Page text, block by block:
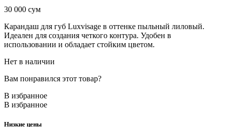
30 000 сум
Карандаш для губ Luxvisage в оттенке пыльный лиловый.
Идеален для создания четкого контура. Удобен в
использовании и обладает стойким цветом.
Нет в наличии
Вам понравился этот товар?
В избранное
В избранное
Низкие цены